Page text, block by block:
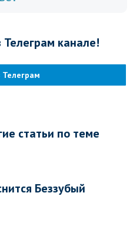
канале!
статьи по теме
Беззубый